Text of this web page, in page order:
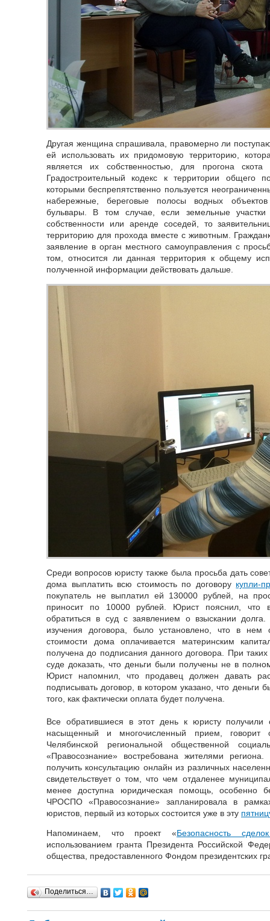
Другая женщина спрашивала, правомерно ли
ей использовать их придомовую территорию,
является их собственностью, для прогона
Градостроительный кодекс к территории общего
которыми беспрепятственно пользуется
набережные, береговые полосы водных
бульвары. В том случае, если земельные участки
собственности или аренде соседей, то
территорию для прохода вместе с животным.
заявление в орган местного самоуправления с
том, относится ли данная территория к общему
полученной информации действовать дальше.
Среди вопросов юристу также была просьба дать
дома выплатить всю стоимость по договору купли-
покупатель не выплатил ей 130000 рублей, на
приносит по 10000 рублей. Юрист пояснил, что
обратиться в суд с заявлением о взыскании
изучения договора, было установлено, что в нем
стоимости дома оплачивается материнским
получена до подписания данного договора. При
суде доказать, что деньги были получены не в
Юрист напомнил, что продавец должен давать
подписывать договор, в котором указано, что деньги
того, как фактически оплата будет получена.
Все обратившиеся в этот день к юристу получили
насыщенный и многочисленный прием,
Челябинской региональной общественной
«Правосознание» востребована жителями
получить консультацию онлайн из различных
свидетельствует о том, что чем отдаленее
менее доступна юридическая помощь, особенно
ЧРОСПО «Правосознание» запланировала в
юристов, первый из которых состоится уже в эту
Напоминаем, что проект «Безопасность
использованием гранта Президента Российской
общества, предоставленного Фондом президентских
Поделиться…